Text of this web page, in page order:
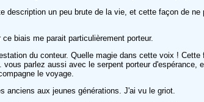
un peu brute de la vie, et cette façon de ne
biais me parait particulièrement porteur.
du conteur. Quelle magie dans cette voix !
parlez aussi avec le serpent porteur
le voyage.
anciens aux jeunes générations. J'ai vu le griot.